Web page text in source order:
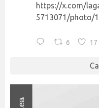
https://x.com/
5713071/photo/1
6 17